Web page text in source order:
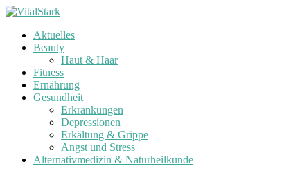
Zum
springenAktuelles
Beauty
Haut & Haar
Fitness
Ernährung
Gesundheit
Erkrankungen
Depressionen
Erkältung & Grippe
Angst und Stress
Alternativmedizin & Naturheilkunde